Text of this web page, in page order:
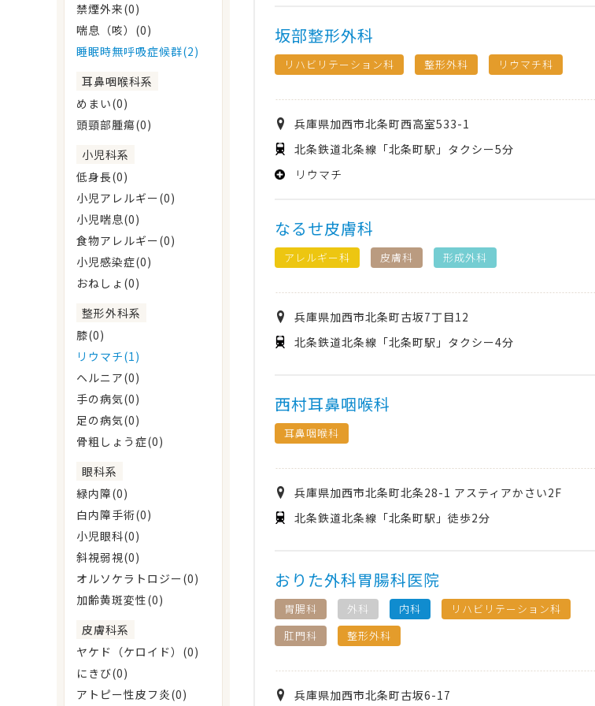
禁煙外来(0)
喘息（咳）(0)
睡眠時無呼吸症候群(2)
耳鼻咽喉科系
めまい(0)
頭頸部腫瘍(0)
小児科系
低身長(0)
小児アレルギー(0)
小児喘息(0)
食物アレルギー(0)
小児感染症(0)
おねしょ(0)
整形外科系
膝(0)
リウマチ(1)
ヘルニア(0)
手の病気(0)
足の病気(0)
骨粗しょう症(0)
眼科系
緑内障(0)
白内障手術(0)
小児眼科(0)
斜視弱視(0)
オルソケラトロジー(0)
加齢黄斑変性(0)
皮膚科系
ヤケド（ケロイド）(0)
にきび(0)
アトピー性皮フ炎(0)
坂部整形外科
リハビリテーション科 整形外科 リウマチ科
兵庫県加西市北条町西高室533-1
北条鉄道北条線「北条町駅」タクシー5分
リウマチ
なるせ皮膚科
アレルギー科 皮膚科 形成外科
兵庫県加西市北条町古坂7丁目12
北条鉄道北条線「北条町駅」タクシー4分
西村耳鼻咽喉科
耳鼻咽喉科
兵庫県加西市北条町北条28-1 アスティアかさい2F
北条鉄道北条線「北条町駅」徒歩2分
おりた外科胃腸科医院
胃腸科 外科 内科
リハビリテーション科
肛門科
整形外科
兵庫県加西市北条町古坂6-17